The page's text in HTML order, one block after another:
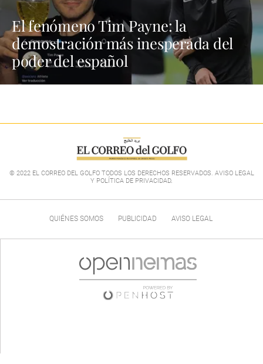
El fenómeno Tim Payne: la
demostración más inesperada del
poder del español
© 2022 EL CORREO DEL GOLFO TODOS LOS DERECHOS RESERVADOS. AVISO LEGAL
Y POLÍTICA DE PRIVACIDAD.
QUIÉNES SOMOS PUBLICIDAD AVISO LEGAL